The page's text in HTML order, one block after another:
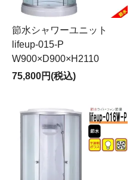
節水シャワーユニット
lifeup-015-P
W900×D900×H2110
75,800円(税込)